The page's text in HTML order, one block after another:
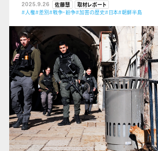
2025.9.26 佐藤慧
取材レポート
#人権#差別#戦争・紛争#加害の歴史#日本#朝鮮半島